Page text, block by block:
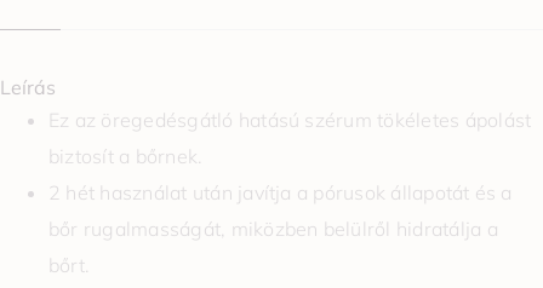
Leírás
Ez az öregedésgátló hatású szérum tökéletes ápolást
biztosít a bőrnek.
2 hét használat után javítja a pórusok állapotát és a
bőr rugalmasságát, miközben belülről hidratálja a
bőrt.